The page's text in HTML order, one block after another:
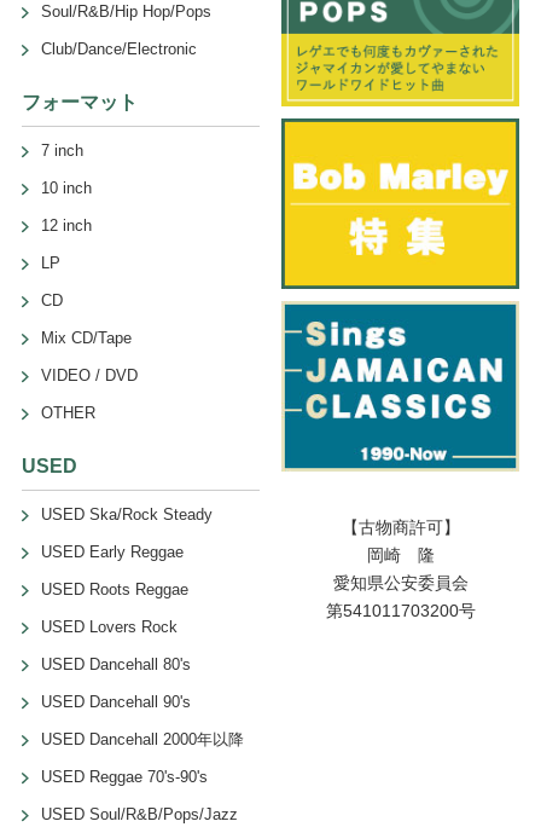
Soul/R&B/Hip Hop/Pops
Club/Dance/Electronic
フォーマット
7 inch
10 inch
12 inch
LP
CD
Mix CD/Tape
VIDEO / DVD
OTHER
USED
USED Ska/Rock Steady
USED Early Reggae
USED Roots Reggae
USED Lovers Rock
USED Dancehall 80's
USED Dancehall 90's
USED Dancehall 2000年以降
USED Reggae 70's-90's
USED Soul/R&B/Pops/Jazz
【古物商許可】
岡崎 隆
愛知県公安委員会
第541011703200号